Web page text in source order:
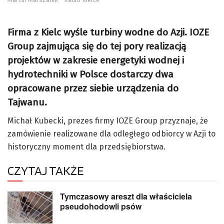
Firma z Kielc wyśle turbiny wodne do Azji. IOZE
Group zajmująca się do tej pory realizacją
projektów w zakresie energetyki wodnej i
hydrotechniki w Polsce dostarczy dwa
opracowane przez siebie urządzenia do
Tajwanu.
Michał Kubecki, prezes firmy IOZE Group przyznaje, że
zamówienie realizowane dla odległego odbiorcy w Azji to
historyczny moment dla przedsiębiorstwa.
CZYTAJ TAKŻE
Tymczasowy areszt dla właściciela
pseudohodowli psów